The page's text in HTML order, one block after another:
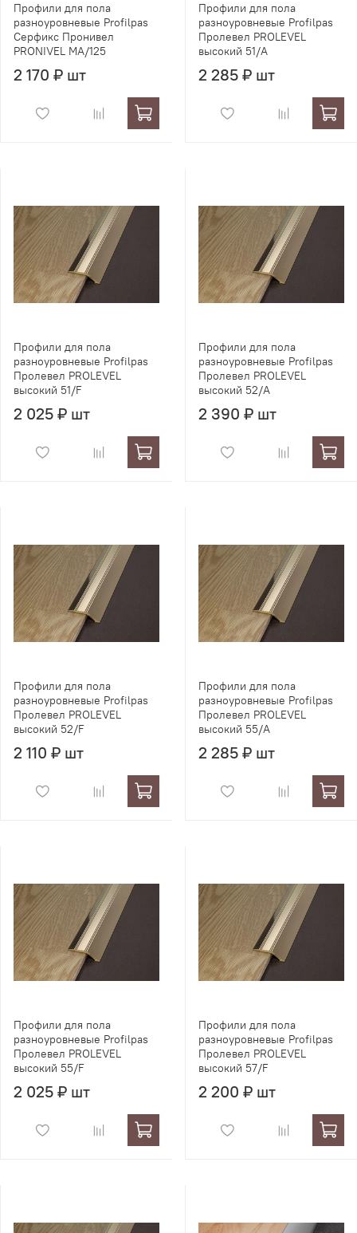
Профили для пола
разноуровневые Profilpas
Серфикс Пронивел
PRONIVEL MA/125
2 170 ₽ шт
Профили для пола
разноуровневые Profilpas
Пролевел PROLEVEL
высокий 51/A
2 285 ₽ шт
Профили для пола
разноуровневые Profilpas
Пролевел PROLEVEL
высокий 51/F
2 025 ₽ шт
Профили для пола
разноуровневые Profilpas
Пролевел PROLEVEL
высокий 52/A
2 390 ₽ шт
Профили для пола
разноуровневые Profilpas
Пролевел PROLEVEL
высокий 52/F
2 110 ₽ шт
Профили для пола
разноуровневые Profilpas
Пролевел PROLEVEL
высокий 55/A
2 285 ₽ шт
Профили для пола
разноуровневые Profilpas
Пролевел PROLEVEL
высокий 55/F
2 025 ₽ шт
Профили для пола
разноуровневые Profilpas
Пролевел PROLEVEL
высокий 57/F
2 200 ₽ шт